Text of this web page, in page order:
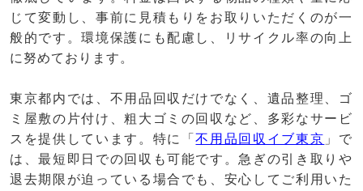
じて変動し、事前に見積もりをお取りいただくのが一
般的です。環境保護にも配慮し、リサイクル率の向上
に努めております。
東京都内では、不用品回収だけでなく、遺品整理、ゴ
ミ屋敷の片付け、粗大ゴミの回収など、多彩なサービ
スを提供しています。特に「不用品回収イブ東京 」で
は、最短即日での回収も可能です。急ぎの引き取りや
退去期限が迫っている場合でも、安心してご利用いた